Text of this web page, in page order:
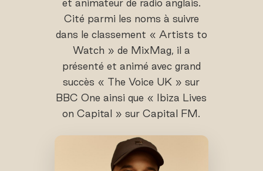
et animateur de radio anglais.
Cité parmi les noms à suivre
dans le classement « Artists to
Watch » de MixMag, il a
présenté et animé avec grand
succès « The Voice UK » sur
BBC One ainsi que « Ibiza Lives
on Capital » sur Capital FM.